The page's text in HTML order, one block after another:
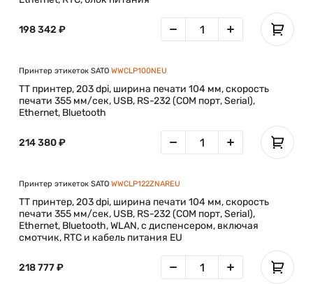
198 342 ₽
Принтер этикеток SATO WWCLP100NEU
TT принтер, 203 dpi, ширина печати 104 мм, скорость
печати 355 мм/сек, USB, RS-232 (COM порт, Serial),
Ethernet, Bluetooth
214 380 ₽
Принтер этикеток SATO WWCLP122ZNAREU
TT принтер, 203 dpi, ширина печати 104 мм, скорость
печати 355 мм/сек, USB, RS-232 (COM порт, Serial),
Ethernet, Bluetooth, WLAN, с диспенсером, включая
смотчик, RTC и кабель питания EU
218 777 ₽